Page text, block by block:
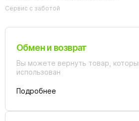
Сервис с заботой
Обмен и возврат
Вы можете вернуть товар,
использован
Подробнее